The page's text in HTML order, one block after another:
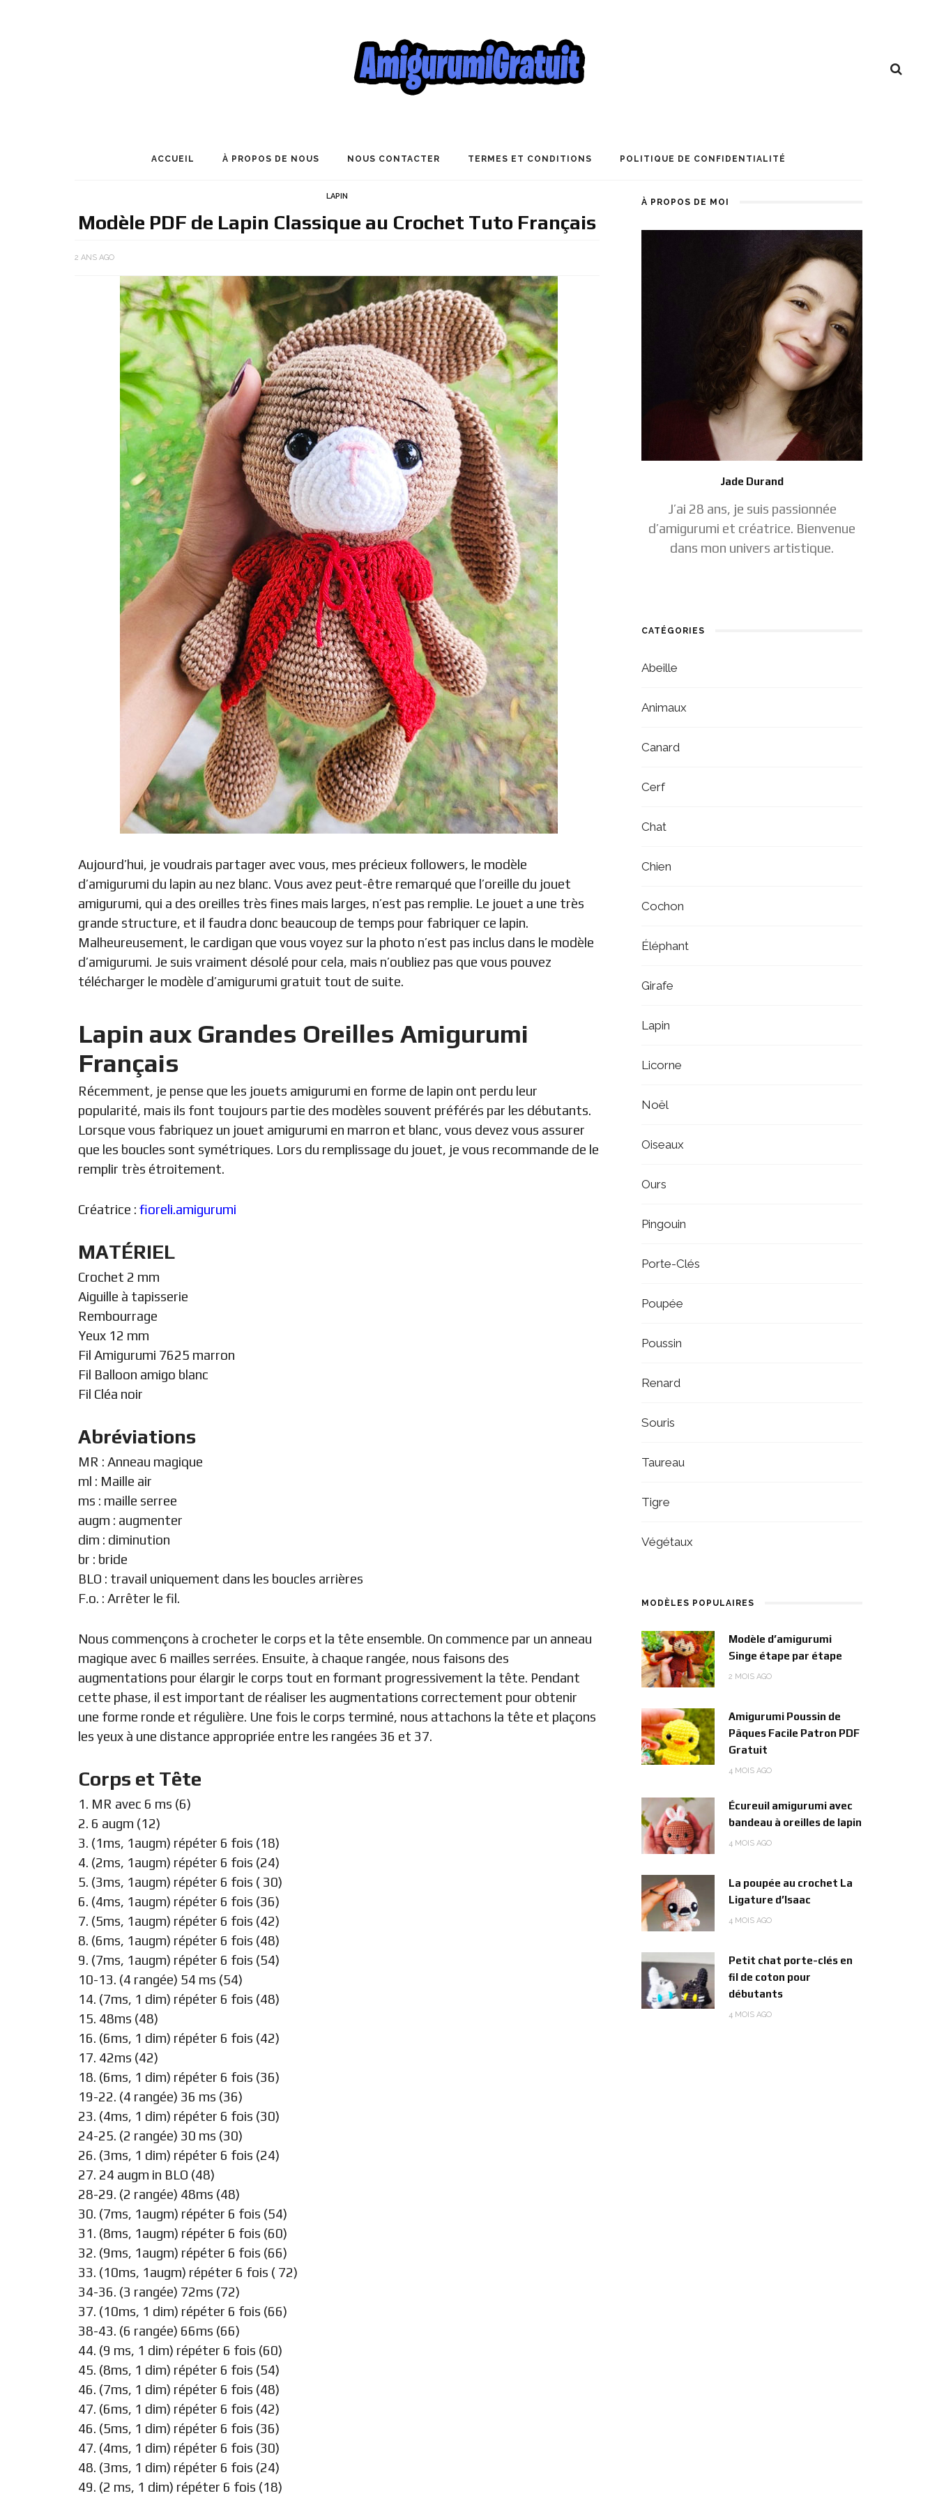
ACCUEIL À PROPOS DE NOUS NOUS CONTACTER TERMES ET CONDITIONS POLITIQUE DE CONFIDENTIALITÉ
LAPIN
Modèle PDF de Lapin Classique au Crochet Tuto Français
2 ANS AGO
Aujourd’hui, je voudrais partager avec vous, mes précieux followers, le modèle
d’amigurumi du lapin au nez blanc. Vous avez peut-être remarqué que l’oreille du jouet
amigurumi, qui a des oreilles très fines mais larges, n’est pas remplie. Le jouet a une très
grande structure, et il faudra donc beaucoup de temps pour fabriquer ce lapin.
Malheureusement, le cardigan que vous voyez sur la photo n’est pas inclus dans le modèle
d’amigurumi. Je suis vraiment désolé pour cela, mais n’oubliez pas que vous pouvez
télécharger le modèle d’amigurumi gratuit tout de suite.
Lapin aux Grandes Oreilles Amigurumi
Français
Récemment, je pense que les jouets amigurumi en forme de lapin ont perdu leur
popularité, mais ils font toujours partie des modèles souvent préférés par les débutants.
Lorsque vous fabriquez un jouet amigurumi en marron et blanc, vous devez vous assurer
que les boucles sont symétriques. Lors du remplissage du jouet, je vous recommande de le
remplir très étroitement.
Créatrice : fioreli.amigurumi
MATÉRIEL
Crochet 2 mm
Aiguille à tapisserie
Rembourrage
Yeux 12 mm
Fil Amigurumi 7625 marron
Fil Balloon amigo blanc
Fil Cléa noir
Abréviations
MR : Anneau magique
ml : Maille air
ms : maille serree
augm : augmenter
dim : diminution
br : bride
BLO : travail uniquement dans les boucles arrières
F.o. : Arrêter le fil.
Nous commençons à crocheter le corps et la tête ensemble. On commence par un anneau
magique avec 6 mailles serrées. Ensuite, à chaque rangée, nous faisons des
augmentations pour élargir le corps tout en formant progressivement la tête. Pendant
cette phase, il est important de réaliser les augmentations correctement pour obtenir
une forme ronde et régulière. Une fois le corps terminé, nous attachons la tête et plaçons
les yeux à une distance appropriée entre les rangées 36 et 37.
Corps et Tête
1. MR avec 6 ms (6)
2. 6 augm (12)
3. (1ms, 1augm) répéter 6 fois (18)
4. (2ms, 1augm) répéter 6 fois (24)
5. (3ms, 1augm) répéter 6 fois ( 30)
6. (4ms, 1augm) répéter 6 fois (36)
7. (5ms, 1augm) répéter 6 fois (42)
8. (6ms, 1augm) répéter 6 fois (48)
9. (7ms, 1augm) répéter 6 fois (54)
10-13. (4 rangée) 54 ms (54)
14. (7ms, 1 dim) répéter 6 fois (48)
15. 48ms (48)
16. (6ms, 1 dim) répéter 6 fois (42)
17. 42ms (42)
18. (6ms, 1 dim) répéter 6 fois (36)
19-22. (4 rangée) 36 ms (36)
23. (4ms, 1 dim) répéter 6 fois (30)
24-25. (2 rangée) 30 ms (30)
26. (3ms, 1 dim) répéter 6 fois (24)
27. 24 augm in BLO (48)
28-29. (2 rangée) 48ms (48)
30. (7ms, 1augm) répéter 6 fois (54)
31. (8ms, 1augm) répéter 6 fois (60)
32. (9ms, 1augm) répéter 6 fois (66)
33. (10ms, 1augm) répéter 6 fois ( 72)
34-36. (3 rangée) 72ms (72)
37. (10ms, 1 dim) répéter 6 fois (66)
38-43. (6 rangée) 66ms (66)
44. (9 ms, 1 dim) répéter 6 fois (60)
45. (8ms, 1 dim) répéter 6 fois (54)
46. (7ms, 1 dim) répéter 6 fois (48)
47. (6ms, 1 dim) répéter 6 fois (42)
46. (5ms, 1 dim) répéter 6 fois (36)
47. (4ms, 1 dim) répéter 6 fois (30)
48. (3ms, 1 dim) répéter 6 fois (24)
49. (2 ms, 1 dim) répéter 6 fois (18)
À PROPOS DE MOI
Jade Durand
J’ai 28 ans, je suis passionnée
d’amigurumi et créatrice. Bienvenue
dans mon univers artistique.
CATÉGORIES
Abeille
Animaux
Canard
Cerf
Chat
Chien
Cochon
Éléphant
Girafe
Lapin
Licorne
Noël
Oiseaux
Ours
Pingouin
Porte-Clés
Poupée
Poussin
Renard
Souris
Taureau
Tigre
Végétaux
MODÈLES POPULAIRES
Modèle d’amigurumi
Singe étape par étape
2 MOIS AGO
Amigurumi Poussin de
Pâques Facile Patron PDF
Gratuit
4 MOIS AGO
Écureuil amigurumi avec
bandeau à oreilles de lapin
4 MOIS AGO
La poupée au crochet La
Ligature d’Isaac
4 MOIS AGO
Petit chat porte-clés en
fil de coton pour
débutants
4 MOIS AGO